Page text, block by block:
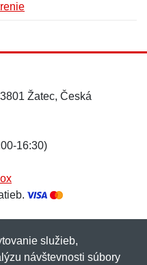
Žatec, Česká
16:30)
služieb,
návštevnosti súbory